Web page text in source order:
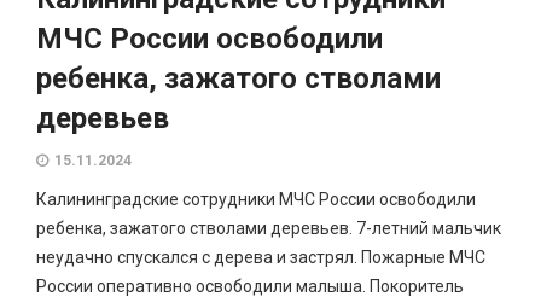
МЧС России освободили
ребенка, зажатого стволами
деревьев
15.11.2024
Калининградские сотрудники МЧС России освободили
ребенка, зажатого стволами деревьев. 7-летний мальчик
неудачно спускался с дерева и застрял. Пожарные МЧС
России оперативно освободили малыша. Покоритель